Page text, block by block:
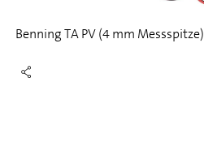
Benning TA PV (4 mm Messspitze)